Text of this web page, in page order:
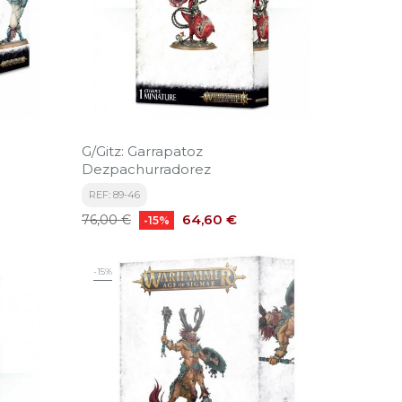
G/Gitz: Garrapatoz
Dezpachurradorez
REF: 89-46
Precio
76,00 € -15% Precio
64,60 €
-15%